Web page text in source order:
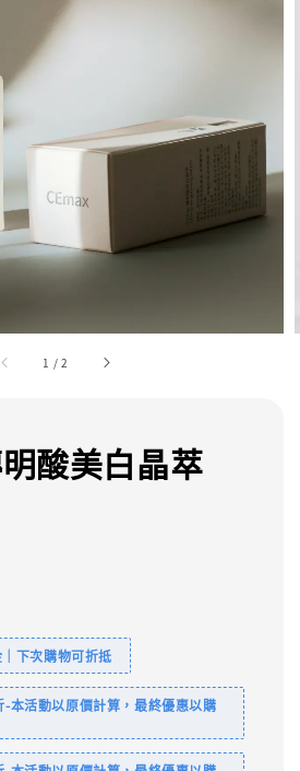
1 /2
酸美白晶萃
下次購物可折抵
本活動以原價計算，最終優惠以購